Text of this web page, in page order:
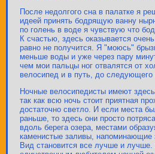
После недолгого сна в палатке я
идеей принять бодрящую ванну
по голень в воде я чувствую что
К счастью, здесь оказывается
равно не получится. Я "моюсь"
меньше воды и уже через пару
чем мои пальцы ног отвалятся от
велосипед и в путь, до следующего
Ночные велосипедисты имеют
так как всю ночь стоит приятная
достаточно светло. И если места
раньше, то здесь они просто
вдоль берега озера, местами
каменистые заливы,
Вид становится все лучше и